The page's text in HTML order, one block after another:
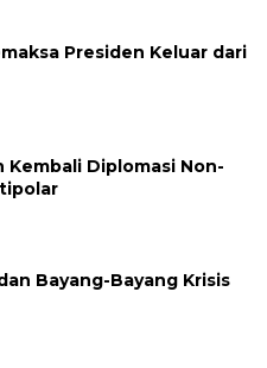
Presiden Keluar dari
Kembali Diplomasi Non-
Bayang-Bayang Krisis